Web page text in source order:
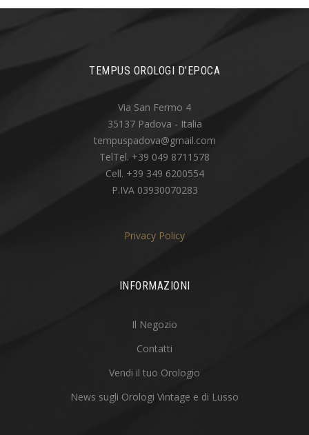
TEMPUS OROLOGI D’EPOCA
Via San Fermo 4
35137 Padova - Italia
tempuspadova@gmail.com
TelTel. +39 049 8711578
Cell. +39 349 6200554
P.IVA 03930070283
Privacy Policy
INFORMAZIONI
Il Negozio
Contatti
Vendi il tuo Orologio
News sugli Orologi Vintage e di Lusso